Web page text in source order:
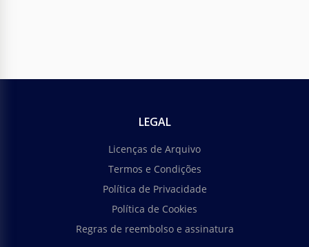
LEGAL
Licenças de Arquivo
Termos e Condições
Política de Privacidade
Política de Cookies
Regras de reembolso e assinatura